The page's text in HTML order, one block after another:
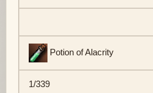
Potion of Alacrity
1/339